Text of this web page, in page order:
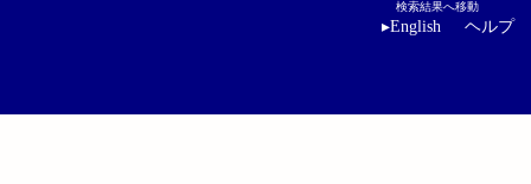
検索結果へ移動
▸English ヘルプ